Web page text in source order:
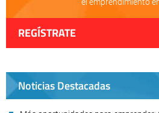
REGÍSTRATE
Noticias Destacadas